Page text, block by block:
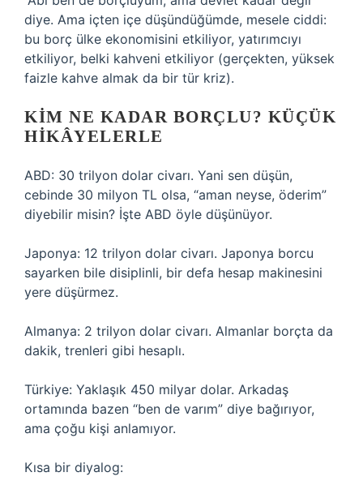
diye. Ama içten içe düşündüğümde, mesele ciddi:
bu borç ülke ekonomisini etkiliyor, yatırımcıyı
etkiliyor, belki kahveni etkiliyor (gerçekten, yüksek
faizle kahve almak da bir tür kriz).
KIM NE KADAR BORÇLU? KÜÇÜK
HIKÂYELERLE
ABD: 30 trilyon dolar civarı. Yani sen düşün,
cebinde 30 milyon TL olsa, “aman neyse, öderim”
diyebilir misin? İşte ABD öyle düşünüyor.
Japonya: 12 trilyon dolar civarı. Japonya borcu
sayarken bile disiplinli, bir defa hesap makinesini
yere düşürmez.
Almanya: 2 trilyon dolar civarı. Almanlar borçta da
dakik, trenleri gibi hesaplı.
Türkiye: Yaklaşık 450 milyar dolar. Arkadaş
ortamında bazen “ben de varım” diye bağırıyor,
ama çoğu kişi anlamıyor.
Kısa bir diyalog: